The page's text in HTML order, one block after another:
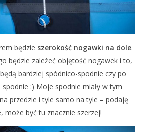
będzie szerokość nogawki na dole.
będzie zależeć objętość nogawek i to,
bardziej spódnico-spodnie czy po
:) Moje spodnie miały w tym
przedzie i tyle samo na tyle – podaję
może być tu znacznie szerzej!